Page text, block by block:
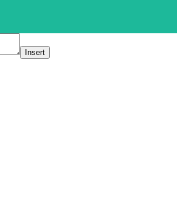
Insert